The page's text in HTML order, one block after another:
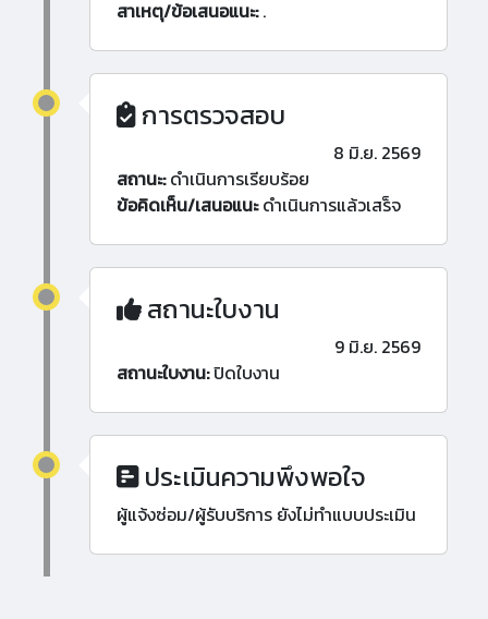
สาเหตุ/ข้อเสนอแนะ:.
การตรวจสอบ
8 มิ.ย. 2569
สถานะ:ดำเนินการเรียบร้อย
ข้อคิดเห็น/เสนอแนะดำเนินการแล้วเสร็จ
สถานะใบงาน
9 มิ.ย. 2569
สถานะใบงาน:ปิดใบงาน
ประเมินความพึงพอใจ
ผู้แจ้งซ่อม/ผู้รับบริการ ยังไม่ทำแบบประเมิน